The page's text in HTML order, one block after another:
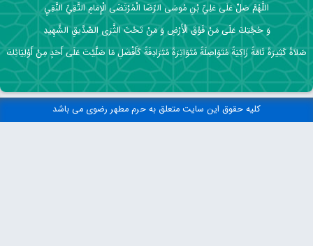
اللَّهُمَّ صَلِّ عَلَى عَلِيِّ بْنِ مُوسَى الرِّضَا الْمُرْتَضَى الْإِمَامِ التَّقِيِّ النَّقِيِ
وَ حُجَّتِكَ عَلَى مَنْ فَوْقَ الْأَرْضِ وَ مَنْ تَحْتَ الثَّرَى الصِّدِّيقِ الشَّهِيدِ
صَلاَةً كَثِيرَةً تَامَّةً زَاكِيَةً مُتَوَاصِلَةً مُتَوَاتِرَةً مُتَرَادِفَةً كَأَفْضَلِ مَا صَلَّيْتَ عَلَى أَحَدٍ مِنْ أَوْلِيَائِكَ
کلیه حقوق این سایت متعلق به حرم مطهر رضوی می باشد